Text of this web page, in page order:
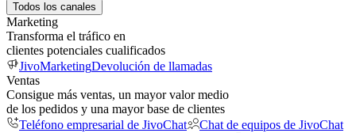
Todos los canales
Marketing
Transforma el tráfico en
clientes potenciales cualificados
JivoMarketingDevolución de llamadas
Ventas
Consigue más ventas, un mayor valor medio
de los pedidos y una mayor base de clientes
Teléfono empresarial de JivoChat
Chat de equipos de JivoChat